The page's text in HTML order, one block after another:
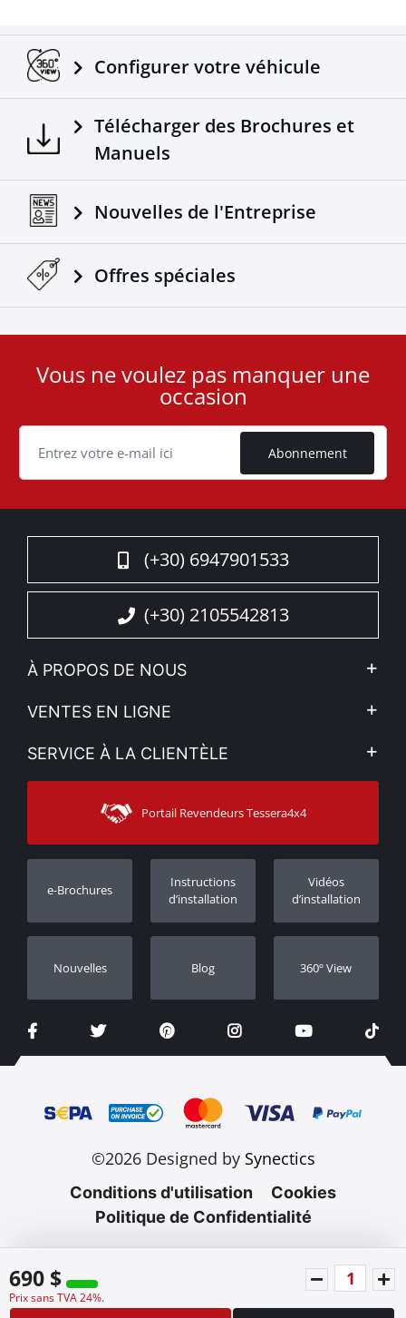
690 $
Prix sans TVA 24%.
Configurer votre véhicule
Télécharger des Brochures et
Manuels
Nouvelles de l'Entreprise
Offres spéciales
User
Cookie
Vous ne voulez pas manquer une
occasion
Abonnement
(+30) 6947901533
(+30) 2105542813
À PROPOS DE NOUS
L'entreprise
Voir nos actualités
Sitemap
VENTES EN LIGNE
Mon compte
Moyens d’expédition
SERVICE À LA CLIENTÈLE
Contacter
Assistance aux clients
Suivi des commandes
Concessionnaires
Portail Revendeurs Tessera4x4
e-Brochures
Instructions
d’installation
Vidéos
d’installation
Nouvelles Blog 360º View
©2026 Designed by Synectics
Conditions d'utilisation
Cookies
Politique de Confidentialité